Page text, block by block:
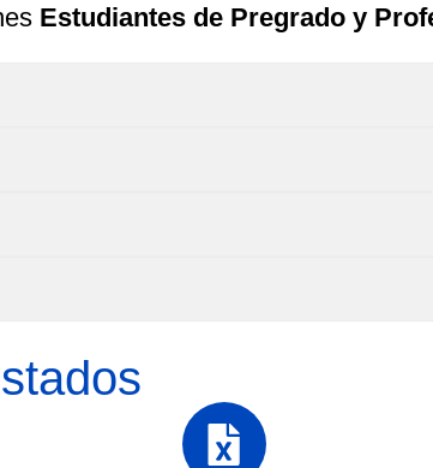
Estudiantes de Pregrado y